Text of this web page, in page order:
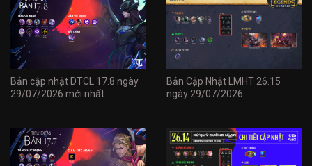
Bản cập nhật DTCL 17.8 ngày
29/07/2026 mới nhất
Bản Cập Nhật LMHT 26.15
ngày 29/07/2026